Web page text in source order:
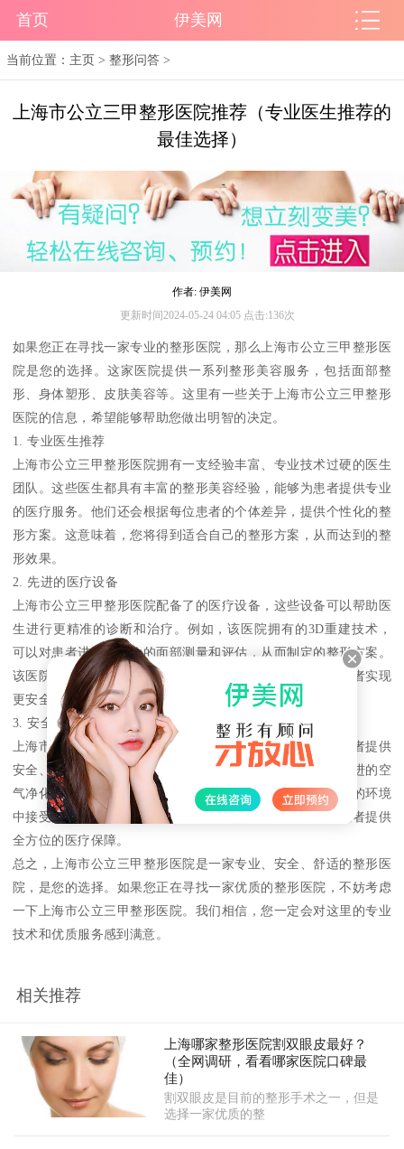
首页 伊美网
当前位置： 主页 >整形问答 >
上海市公立三甲整形医院推荐（专业医生推荐的
最佳选择）
作者: 伊美网
更新时间2024-05-24 04:05 点击:136次
如果您正在寻找一家专业的整形医院，那么上海市公立三甲整形医
院是您的选择。这家医院提供一系列整形美容服务，包括面部整
形、身体塑形、皮肤美容等。这里有一些关于上海市公立三甲整形
医院的信息，希望能够帮助您做出明智的决定。
1. 专业医生推荐
上海市公立三甲整形医院拥有一支经验丰富、专业技术过硬的医生
团队。这些医生都具有丰富的整形美容经验，能够为患者提供专业
的医疗服务。他们还会根据每位患者的个体差异，提供个性化的整
形方案。这意味着，您将得到适合自己的整形方案，从而达到的整
形效果。
2. 先进的医疗设备
上海市公立三甲整形医院配备了的医疗设备，这些设备可以帮助医
生进行更精准的诊断和治疗。例如，该医院拥有的3D重建技术，
可以对患者进行全方位的面部测量和评估，从而制定的整形方案。
该医院还拥有先进的激光设备和微创手术器械，可以帮助患者实现
更安全、更的整形效果。
3. 安全的医疗环境
上海市公立三甲整形医院拥有一流的医疗环境和设施，为患者提供
安全、舒适的整形体验。医院的手术室和治疗室均配备了先进的空
气净化系统和消毒设备，确保每位患者都能够在干净、安全的环境
中接受治疗。该医院还拥有完善的医疗保障体系，可以为患者提供
全方位的医疗保障。
总之，上海市公立三甲整形医院是一家专业、安全、舒适的整形医
院，是您的选择。如果您正在寻找一家优质的整形医院，不妨考虑
一下上海市公立三甲整形医院。我们相信，您一定会对这里的专业
技术和优质服务感到满意。
相关推荐
上海哪家整形医院割双眼皮最好？
（全网调研，看看哪家医院口碑最
佳）
割双眼皮是目前的整形手术之一，但是
选择一家优质的整